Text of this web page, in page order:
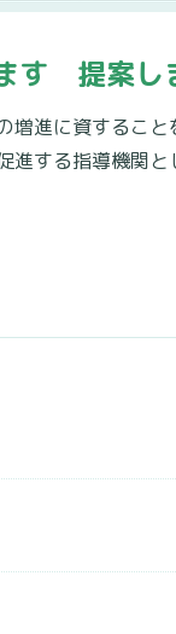
す 提案し
進に資するこ
する指導機関